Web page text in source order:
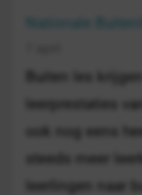
Nationale
Buiten les
leerprestaties
ook nog eens
steeds meer
leerlingen naar